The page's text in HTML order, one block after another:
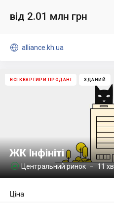
від 2.01 млн грн
 alliance.kh.ua
ВСІ КВАРТИРИ ПРОДАНІ ЗДАНИЙ
ЖК Інфініті
 Центральний ринок– 11 хв.
Ціна